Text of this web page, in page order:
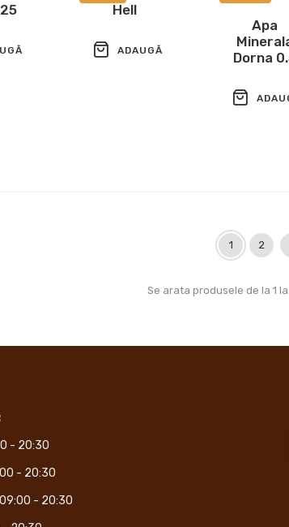
Hell
ADAUGĂ
Apa
Dorna
1 2
Se arata produsele de la 1
- 20:30
- 20:30
- 20:30